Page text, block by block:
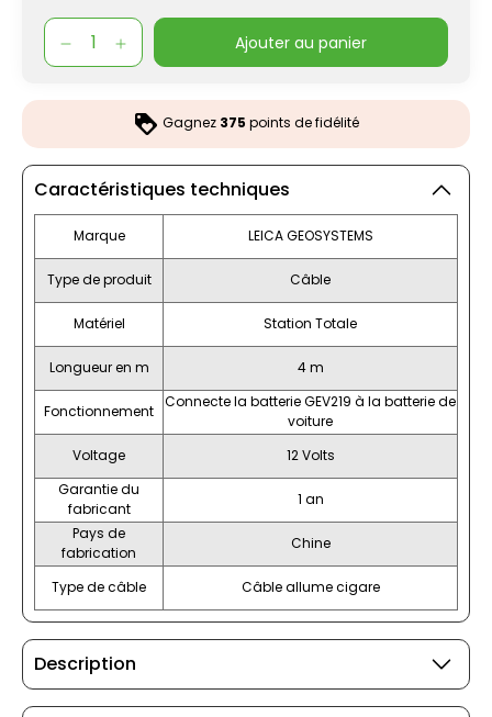
ajouter au panier
Gagnez 375 points de fidélité
Caractéristiques techniques
Marque LEICA GEOSYSTEMS
Type de produit Câble
Matériel Station Totale
Longueur en m 4 m
Fonctionnement
Connecte la batterie GEV219 à la batterie de
voiture
Voltage
12 Volts
Garantie du
fabricant
1 an
Pays de
fabrication
Chine
Type de câble Câble allume cigare
Description